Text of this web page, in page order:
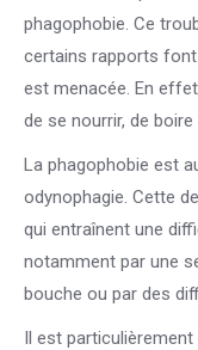
phagophobie. Ce
certains rapports
est menacée. En
de se nourrir, de
La phagophobie est
odynophagie. Cette
qui entraînent une
notamment par une
bouche ou par des
Il est